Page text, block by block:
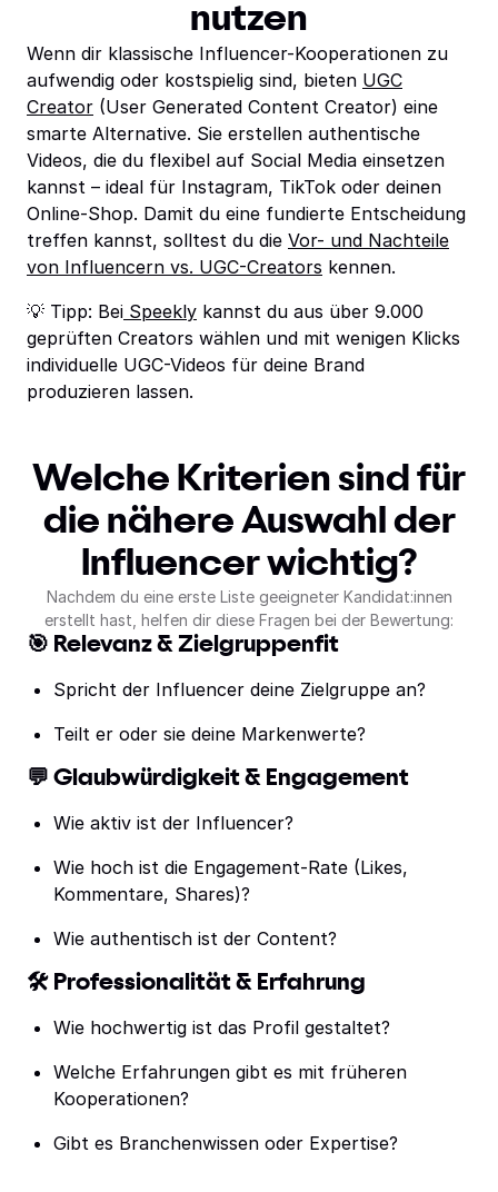
nutzen
Wenn dir klassische Influencer-Kooperationen zu
aufwendig oder kostspielig sind, bieten UGC
Creator (User Generated Content Creator) eine
smarte Alternative. Sie erstellen authentische
Videos, die du flexibel auf Social Media einsetzen
kannst – ideal für Instagram, TikTok oder deinen
Online-Shop. Damit du eine fundierte Entscheidung
treffen kannst, solltest du die Vor- und Nachteile
von Influencern vs. UGC-Creators kennen.
💡 Tipp: Bei Speekly kannst du aus über 9.000
geprüften Creators wählen und mit wenigen Klicks
individuelle UGC-Videos für deine Brand
produzieren lassen.
Welche Kriterien sind für
die nähere Auswahl der
Influencer wichtig?
Nachdem du eine erste Liste geeigneter Kandidat:innen
erstellt hast, helfen dir diese Fragen bei der Bewertung:
🎯 Relevanz & Zielgruppenfit
Spricht der Influencer deine Zielgruppe an?
Teilt er oder sie deine Markenwerte?
💬 Glaubwürdigkeit & Engagement
Wie aktiv ist der Influencer?
Wie hoch ist die Engagement-Rate (Likes,
Kommentare, Shares)?
Wie authentisch ist der Content?
🛠️ Professionalität & Erfahrung
Wie hochwertig ist das Profil gestaltet?
Welche Erfahrungen gibt es mit früheren
Kooperationen?
Gibt es Branchenwissen oder Expertise?